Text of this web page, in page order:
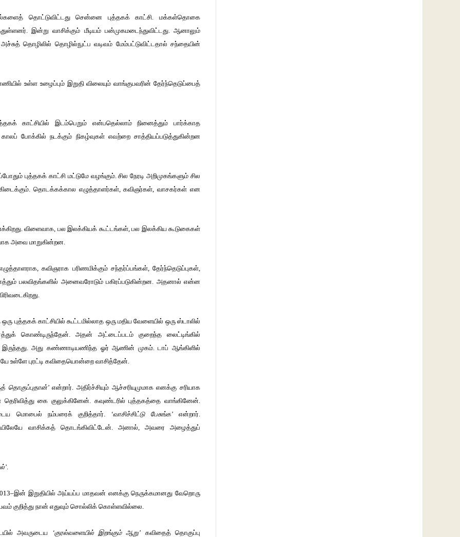
தொட்டுவிட்டது சென்னை புத்தகக் காட்சி. மக்கள்தொகை
இன்று வாசிக்கும் மீடியம் பன்முகமடைந்துவிட்டது. ஆனாலும்
தொழிலில் தொழில்நுட்ப வடிவம் மேம்பட்டுவிட்டதால் சந்தையின்
உள்ள உழைப்பும் இறுதி விலையும் வாங்குபவரின் தேர்ந்தெடுப்பைத்
காட்சியில் இடம்பெறும் என்பதெல்லாம் நினைத்தும் பார்க்காத
போக்கில் நடக்கும் நிகழ்வுகள் எவற்றை சாத்தியப்படுத்துகின்றன
புத்தகக் காட்சி மட்டுமே வழங்கும். சில நேரடி அறிமுகங்களும் சில
கிடைக்கும். தொடக்கக்கால எழுத்தாளர்கள், கவிஞர்கள், வாசகர்கள் என
விளைவாக, பல இலக்கியக் கூட்டங்கள், பல இலக்கிய கூடுகைகள்
அவை மாறுகின்றன.
கவிஞராக பரிணமிக்கும் சந்தர்ப்பங்கள், தேர்ந்தெடுப்புகள்,
பலவிதங்களில் அனைவரோடும் பகிரப்படுகின்றன. அதனால் என்ன
புத்தகக் காட்சியில் கூட்டமில்லாத ஒரு மதிய வேளையில் ஒரு ஸ்டாலில்
கொண்டிருந்தேன். அதன் அட்டைப்படம் குறைந்த லைட்டிங்கில்
இருந்தது. அது கண்ணாடியணிந்த ஓர் ஆணின் முகம். டாப் ஆங்கிளில்
உள்ளே புரட்டி கவிதையொன்றை வாசித்தேன்.
தொகுப்புதான்’என்றார். அதிர்ச்சியும் ஆச்சரியுமுமாக எனக்கு சரியாக
கை குலுக்கினேன். கவுண்டரில் புத்தகத்தை வாங்கினேன்.
மொபைல் நம்பரைக் குறித்தார்.
‘வாசிச்சிட்டு பேசுங்க’என்றார்.
வாசிக்கத் தொடங்கிவிட்டேன். அனால், அவரை அழைத்துப்
.
இறுதியில் அய்யப்ப மாதவன் எனக்கு நெருக்கமானது வேறொரு
குறித்து நான் எதுவும் சொல்லிக் கொள்ளவில்லை.
அவருடைய ‘குரல்வளையில் இறங்கும் ஆறு’ கவிதைத் தொகுப்பு